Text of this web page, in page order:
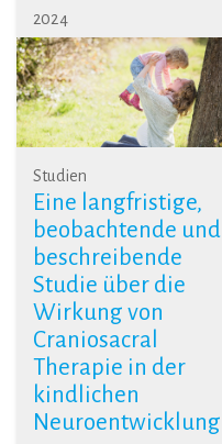
2024
Studien
Eine langfristige,
beobachtende und
beschreibende
Studie über die
Wirkung von
Craniosacral
Therapie in der
kindlichen
Neuroentwicklung